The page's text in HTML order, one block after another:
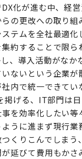
化が進む中、経
の更改への取り
テムを全社最適
約することで限
、導入活動がな
ないという企業
内で統一できて
掲げる、IT部門は
を効率化したい
うに進まず現行
くりこんでしまう、
延びて費用もかさ